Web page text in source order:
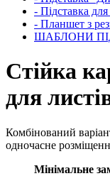
- Підставка
- Планшет з
ШАБЛОНИ
Стійка
для
Комбінований
одночасне
Мінімальне